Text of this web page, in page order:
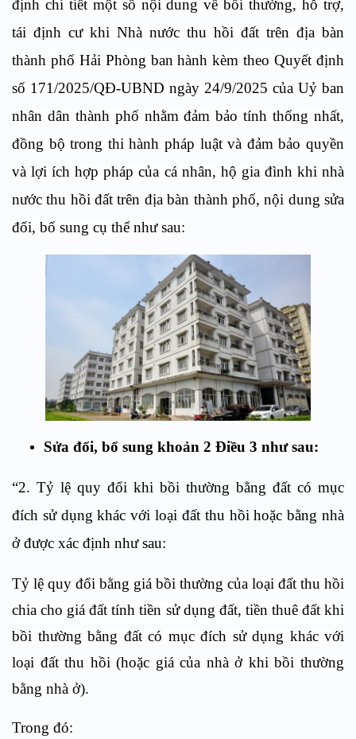
định chi tiết một số nội dung về bồi thường, hỗ trợ,
tái định cư khi Nhà nước thu hồi đất trên địa bàn
thành phố Hải Phòng ban hành kèm theo Quyết định
số 171/2025/QĐ-UBND ngày 24/9/2025 của Uỷ ban
nhân dân thành phố nhằm đảm bảo tính thống nhất,
đồng bộ trong thi hành pháp luật và đảm bảo quyền
và lợi ích hợp pháp của cá nhân, hộ gia đình khi nhà
nước thu hồi đất trên địa bàn thành phố, nội dung sửa
đổi, bổ sung cụ thể như sau:
Sửa đổi, bổ sung khoản 2 Điều 3 như sau:
“2. Tỷ lệ quy đổi khi bồi thường bằng đất có mục
đích sử dụng khác với loại đất thu hồi hoặc bằng nhà
ở được xác định như sau:
Tỷ lệ quy đổi bằng giá bồi thường của loại đất thu hồi
chia cho giá đất tính tiền sử dụng đất, tiền thuê đất khi
bồi thường bằng đất có mục đích sử dụng khác với
loại đất thu hồi (hoặc giá của nhà ở khi bồi thường
bằng nhà ở).
Trong đó: